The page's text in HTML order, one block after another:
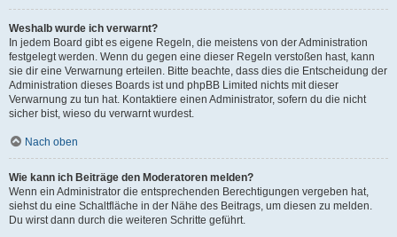
Weshalb wurde ich verwarnt?
In jedem Board gibt es eigene Regeln, die meistens von der Administration
festgelegt werden. Wenn du gegen eine dieser Regeln verstoßen hast, kann
sie dir eine Verwarnung erteilen. Bitte beachte, dass dies die Entscheidung der
Administration dieses Boards ist und phpBB Limited nichts mit dieser
Verwarnung zu tun hat. Kontaktiere einen Administrator, sofern du die nicht
sicher bist, wieso du verwarnt wurdest.
Nach oben
Wie kann ich Beiträge den Moderatoren melden?
Wenn ein Administrator die entsprechenden Berechtigungen vergeben hat,
siehst du eine Schaltfläche in der Nähe des Beitrags, um diesen zu melden.
Du wirst dann durch die weiteren Schritte geführt.